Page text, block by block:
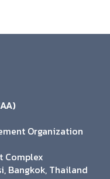
Organization
Complex
Bangkok, Thailand